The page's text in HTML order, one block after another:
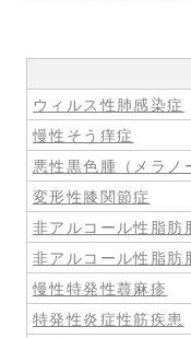
ウィルス性肺感染症
慢性そう痒症
悪性黒色腫（メラノ
変形性膝関節症
非アルコール性脂
非アルコール性脂
慢性特発性蕁麻疹
特発性炎症性筋疾患